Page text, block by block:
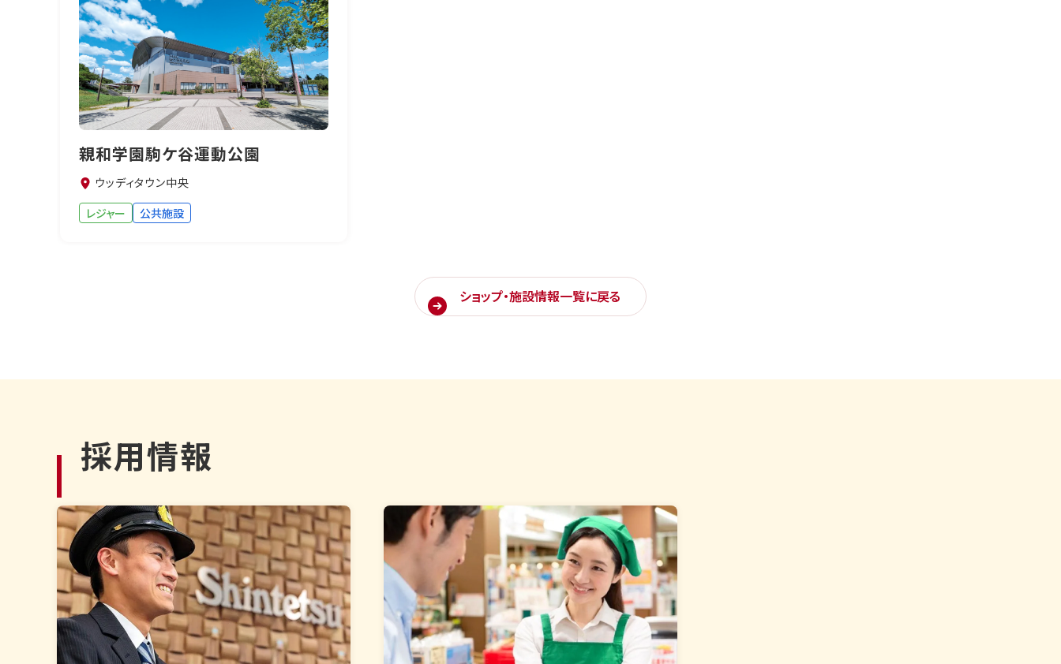
親和学園駒ケ谷運動公園
ウッディタウン中央
レジャー
公共施設
ショップ・施設情報一覧に戻る
採用情報